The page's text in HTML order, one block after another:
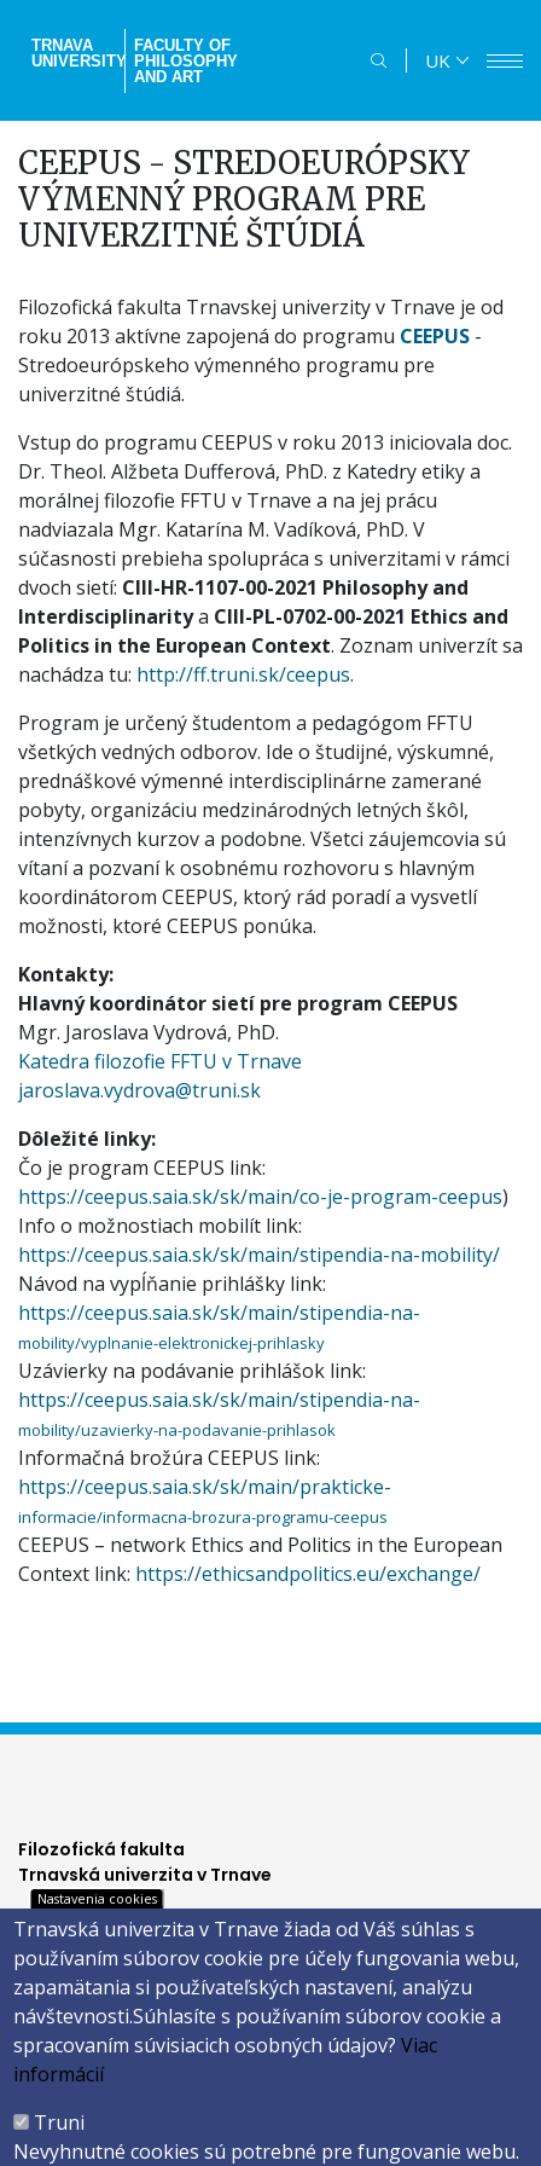
main
TRNAVA
UNIVERSITY
FACULTY OF
PHILOSOPHY
AND ART
UK
CEEPUS - STREDOEURÓPSKY
VÝMENNÝ PROGRAM PRE
UNIVERZITNÉ ŠTÚDIÁ
Filozofická fakulta Trnavskej univerzity v Trnave je od
roku 2013 aktívne zapojená do programu CEEPUS -
Stredoeurópskeho výmenného programu pre
univerzitné štúdiá.
Vstup do programu CEEPUS v roku 2013 iniciovala doc.
Dr. Theol. Alžbeta Dufferová, PhD. z Katedry etiky a
morálnej filozofie FFTU v Trnave a na jej prácu
nadviazala Mgr. Katarína M. Vadíková, PhD. V
súčasnosti prebieha spolupráca s univerzitami v rámci
dvoch sietí: CIII-HR-1107-00-2021 Philosophy and
Interdisciplinaritya CIII-PL-0702-00-2021 Ethics and
Politics in the European Context. Zoznam univerzít sa
nachádza tu: http://ff.truni.sk/ceepus.
Program je určený študentom a pedagógom FFTU
všetkých vedných odborov. Ide o študijné, výskumné,
prednáškové výmenné interdisciplinárne zamerané
pobyty, organizáciu medzinárodných letných škôl,
intenzívnych kurzov a podobne. Všetci záujemcovia sú
vítaní a pozvaní k osobnému rozhovoru s hlavným
koordinátorom CEEPUS, ktorý rád poradí a vysvetlí
možnosti, ktoré CEEPUS ponúka.
Kontakty:
Hlavný koordinátor sietí pre program CEEPUS
Mgr. Jaroslava Vydrová, PhD.
Katedra filozofie FFTU v Trnave
jaroslava.vydrova@truni.sk
Dôležité linky:
Čo je program CEEPUS link:
https://ceepus.saia.sk/sk/main/co-je-program-ceepus)
Info o možnostiach mobilít link:
https://ceepus.saia.sk/sk/main/stipendia-na-mobility/
Návod na vypĺňanie prihlášky link:
https://ceepus.saia.sk/sk/main/stipendia-na-
mobility/vyplnanie-elektronickej-prihlasky
Uzávierky na podávanie prihlášok link:
https://ceepus.saia.sk/sk/main/stipendia-na-
mobility/uzavierky-na-podavanie-prihlasok
Informačná brožúra CEEPUS link:
https://ceepus.saia.sk/sk/main/prakticke-
informacie/informacna-brozura-programu-ceepus
CEEPUS – network Ethics and Politics in the European
Context link: https://ethicsandpolitics.eu/exchange/
Filozofická fakulta
Trnavská univerzita v Trnave
Hornopotočná 23
918 43 TRNAVA
tel.: 033/5939 213
IČO: 318 25 249
IČ DPH: SK2021177202
Footer
menu
Nastavenia cookies
Trnavská univerzita v Trnave žiada od Váš súhlas s
používaním súborov cookie pre účely fungovania webu,
zapamätania si používateľských nastavení, analýzu
návštevnosti.Súhlasíte s používaním súborov cookie a
spracovaním súvisiacich osobných údajov?Viac
informácií
Truni
Nevyhnutné cookies sú potrebné pre fungovanie webu.